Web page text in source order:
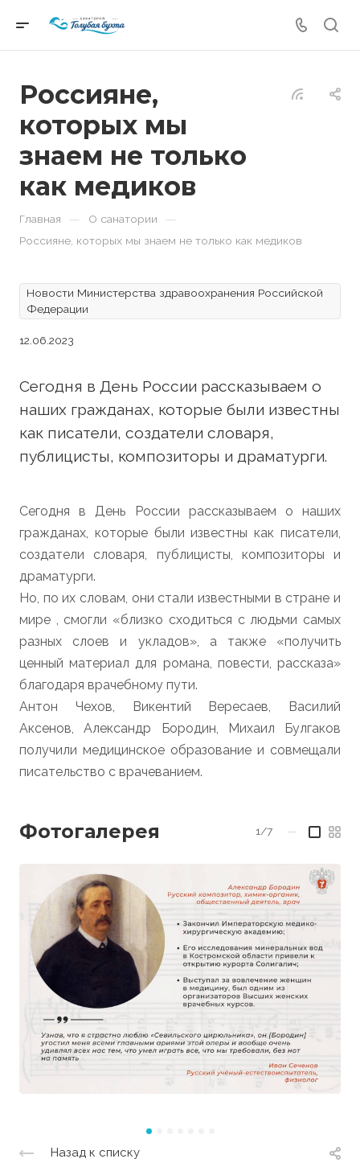
Россияне,
которых мы
знаем не только
как медиков
Главная — О санатории —
Россияне, которых мы знаем не только как медиков
Новости Министерства здравоохранения Российской
Федерации
12.06.2023
Сегодня в День России рассказываем о
наших гражданах, которые были известны
как писатели, создатели словаря,
публицисты, композиторы и драматурги.
Сегодня в День России рассказываем о наших
гражданах, которые были известны как писатели,
создатели словаря, публицисты, композиторы и
драматурги.
Но, по их словам, они стали известными в стране и
мире , смогли «близко сходиться с людьми самых
разных слоев и укладов», а также «получить
ценный материал для романа, повести, рассказа»
благодаря врачебному пути.
Антон Чехов, Викентий Вересаев, Василий
Аксенов, Александр Бородин, Михаил Булгаков
получили медицинское образование и совмещали
писательство с врачеванием.
Фотогалерея 1/7 —
Назад к списку